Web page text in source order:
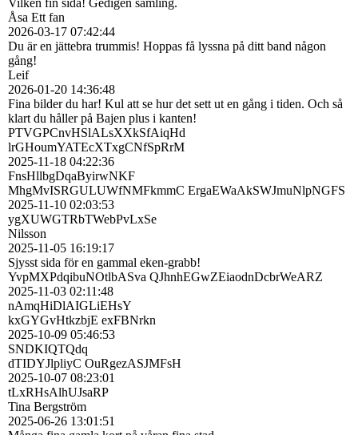
Vilken fin sida! Gedigen samling.
Åsa Ett fan
2026-03-17 07:42:44
Du är en jättebra trummis! Hoppas få lyssna på ditt band någon
gång!
Leif
2026-01-20 14:36:48
Fina bilder du har! Kul att se hur det sett ut en gång i tiden. Och så
klart du håller på Bajen plus i kanten!
PTVGPCnvHSlALsXXkSfAiqHd
lrGHoumYATEcXTxgCNfSpRrM
2025-11-18 04:22:36
FnsHllbgDqaByirwNKF
MhgMvISRGULUWfNMFkmmC ErgaEWaAkSWJmuNlpNGFS
2025-11-10 02:03:53
ygXUWGTRbTWebPvLxSe
Nilsson
2025-11-05 16:19:17
Sjysst sida för en gammal eken-grabb!
YvpMXPdqibuNOtlbASva QJhnhEGwZEiaodnDcbrWeARZ
2025-11-03 02:11:48
nAmqHiDlAIGLiEHsY
kxGYGvHtkzbjE exFBNrkn
2025-10-09 05:46:53
SNDKIQTQdq
dTIDYJlpliyC OuRgezASJMFsH
2025-10-07 08:23:01
tLxRHsAlhUJsaRP
Tina Bergström
2025-06-26 13:01:51